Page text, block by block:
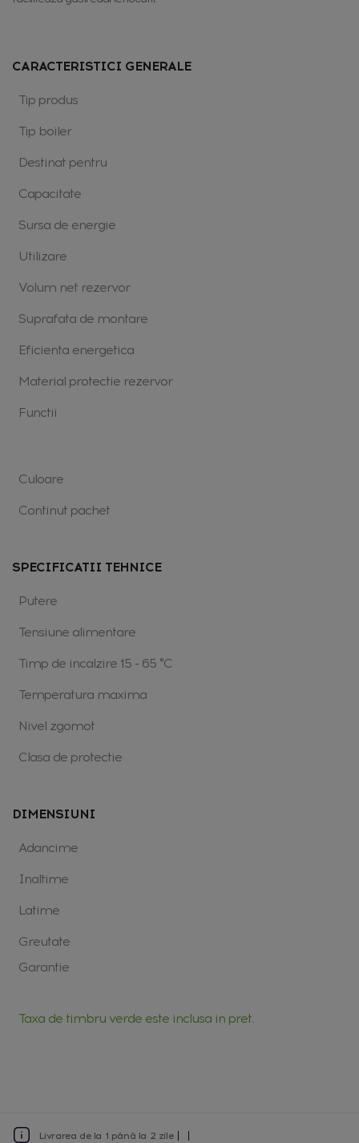
CARACTERISTICI GENERALE
Tip produs
Tip boiler
Destinat pentru
Capacitate
Sursa de energie
Utilizare
Volum net rezervor
Suprafata de montare
Eficienta energetica
Material protectie rezervor
Functii
Culoare
Continut pachet
SPECIFICATII TEHNICE
Putere
Tensiune alimentare
Timp de incalzire 15 - 65 °C
Temperatura maxima
Nivel zgomot
Clasa de protectie
DIMENSIUNI
Adancime
Inaltime
Latime
Greutate
Garantie
Taxa de timbru verde este inclusa in pret.
Livrarea de la 1 până la 2 zile